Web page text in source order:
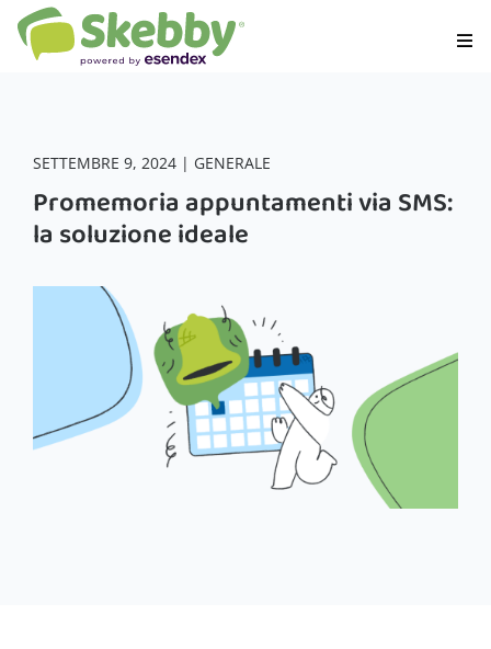
SETTEMBRE 9, 2024 | GENERALE
Promemoria appuntamenti via SMS:
la soluzione ideale